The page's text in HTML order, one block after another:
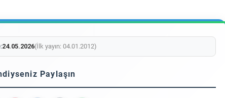
24.05.2026(İlk yayın: 04.01.2012)
Paylaşın